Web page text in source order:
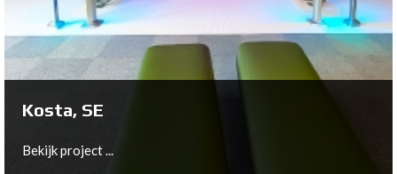
Bekijk project ...
Kosta, SE
Bekijk project ...